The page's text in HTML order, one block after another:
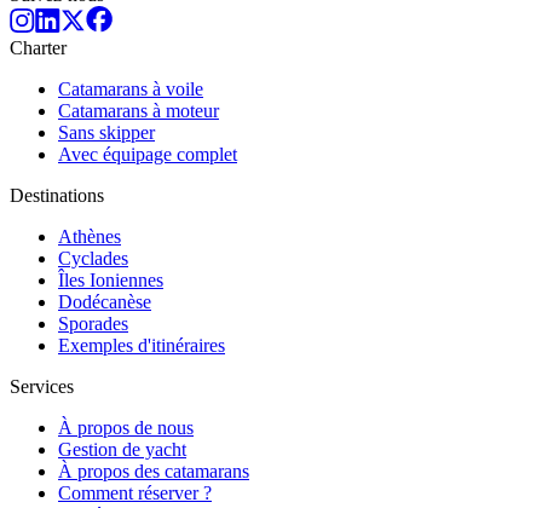
Charter
Catamarans à voile
Catamarans à moteur
Sans skipper
Avec équipage complet
Destinations
Athènes
Cyclades
Îles Ioniennes
Dodécanèse
Sporades
Exemples d'itinéraires
Services
À propos de nous
Gestion de yacht
À propos des catamarans
Comment réserver ?